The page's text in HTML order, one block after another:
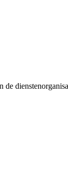
de